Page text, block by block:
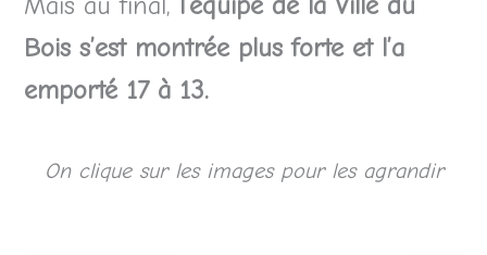
Bois s’est montrée plus forte et l’a
emporté 17 à 13.
On clique sur les images pour les agrandir